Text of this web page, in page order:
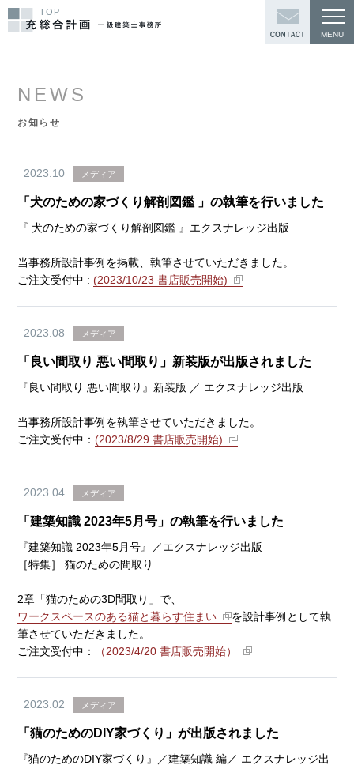
TOP
NEWS
お知らせ
2023.10 メディア
「犬のための家づくり解剖図鑑 」の執筆を行いました
『 犬のための家づくり解剖図鑑 』エクスナレッジ出版
当事務所設計事例を掲載、執筆させていただきました。
ご注文受付中 : (2023/10/23 書店販売開始)
2023.08 メディア
「良い間取り 悪い間取り」新装版が出版されました
『良い間取り 悪い間取り』新装版 ／ エクスナレッジ出版
当事務所設計事例を執筆させていただきました。
ご注文受付中： (2023/8/29 書店販売開始)
2023.04 メディア
「建築知識 2023年5月号」の執筆を行いました
『建築知識 2023年5月号』／エクスナレッジ出版
［特集］ 猫のための間取り
2章「猫のための3D間取り」で、
ワークスペースのある猫と暮らす住まい
を設計事例として執
筆させていただきました。
ご注文受付中：
（2023/4/20 書店販売開始）
2023.02 メディア
「猫のためのDIY家づくり」が出版されました
『猫のためのDIY家づくり』／建築知識 編／ エクスナレッジ出